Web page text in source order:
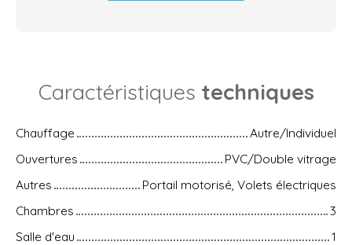
Caractéristiques techniques
Chauffage
Autre/Individuel
Ouvertures
PVC/Double vitrage
Autres
Portail motorisé, Volets électriques
Chambres
3
Salle d'eau
1